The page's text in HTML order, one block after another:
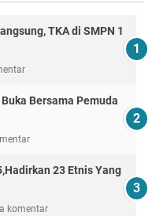
TKA di SMPN 1
Bersama Pemuda
23 Etnis Yang
komentar